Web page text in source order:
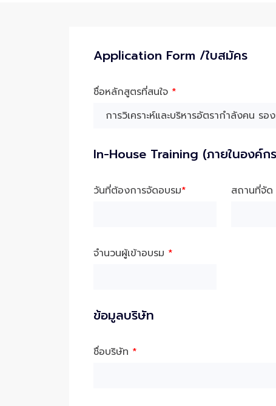
Application Form /ใบสมัคร
ชื่อหลักสูตรที่สนใจ *
In-House Training (ภายในองค์ก
วันที่ต้องการจัดอบรม* สถานที่จัด
จำนวนผู้เข้าอบรม *
ข้อมูลบริษัท
ชื่อบริษัท *